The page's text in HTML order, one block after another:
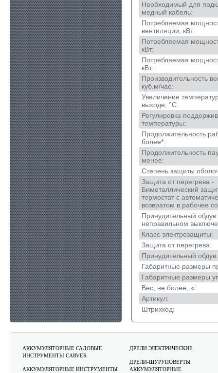
Необходимый для
медный кабель:
Потребляемая
вентиляции, кВт:
Потребляемая
кВт:
Потребляемая
кВт:
Производительность
куб.м/час:
Увеличение
выходе, °С:
Регулировка
температуры:
Продолжительность
более*:
Продолжительность
менее:
Степень защиты
Защита от перегрева -
Биметаллический
термостат с
возвратом в рабочее
Принудительный
неправильном
Класс электрозащиты:
Защита от перегрева:
Принудительный обдув:
Габаритные размеры
Габаритные размеры
Вес, не более, кг:
Артикул:
Штрихкод:
АККУМУЛЯТОРНЫЕ САДОВЫЕ
ИНСТРУМЕНТЫ CARVER
АККУМУЛЯТОРНЫЕ ИНСТРУМЕНТЫ
ДРЕЛИ ЭЛЕКТРИЧЕСКИЕ
ДРЕЛИ-ШУРУПОВЕРТЫ
АККУМУЛЯТОРНЫЕ